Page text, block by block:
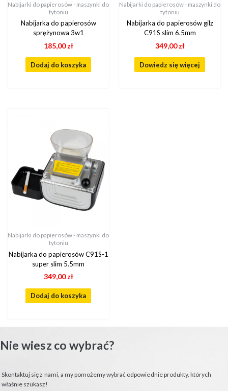
Nabijarki do papierosów - maszynki do
tytoniu
Nabijarka do papierosów
sprężynowa 3w1
185,00zł
Dodaj do koszyka
Nabijarki do papierosów - maszynki do
tytoniu
Nabijarka do papierosów gilz
C91S slim 6.5mm
349,00zł
Dowiedz się więcej
Nabijarki do papierosów - maszynki do
tytoniu
Nabijarka do papierosów C91S-1
super slim 5.5mm
349,00zł
Dodaj do koszyka
Nie wiesz co wybrać?
Skontaktuj się z nami, a my pomożemy wybrać odpowiednie produkty, których
właśnie szukasz!